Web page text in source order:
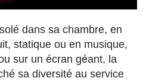
dans sa chambre, en
statique ou en musique,
sur un écran géant, la
sa diversité au service